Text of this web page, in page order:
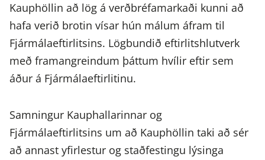
Kauphöllin að lög á verðbréfamarkaði kunni að
hafa verið brotin vísar hún málum áfram til
Fjármálaeftirlitsins. Lögbundið eftirlitshlutverk
með framangreindum þáttum hvílir eftir sem
áður á Fjármálaeftirlitinu.
Samningur Kauphallarinnar og
Fjármálaeftirlitsins um að Kauphöllin taki að sér
að annast yfirlestur og staðfestingu lýsinga